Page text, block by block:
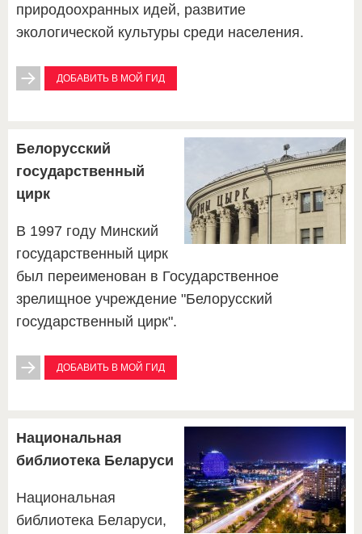
природоохранных идей, развитие
экологической культуры среди населения.
ДОБАВИТЬ В МОЙ ГИД
Белорусский
государственный
цирк
В 1997 году Минский
государственный цирк
был переименован в Государственное
зрелищное учреждение "Белорусский
государственный цирк".
ДОБАВИТЬ В МОЙ ГИД
Национальная
библиотека Беларуси
Национальная
библиотека Беларуси,